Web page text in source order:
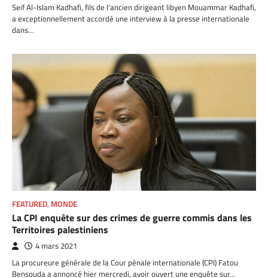
Seif Al-Islam Kadhafi, fils de l’ancien dirigeant libyen Mouammar Kadhafi,
a exceptionnellement accordé une interview à la presse internationale
dans…
FEATURED, MONDE
La CPI enquête sur des crimes de guerre commis dans les
Territoires palestiniens
4 mars 2021
La procureure générale de la Cour pénale internationale (CPI) Fatou
Bensouda a annoncé hier mercredi, avoir ouvert une enquête sur…